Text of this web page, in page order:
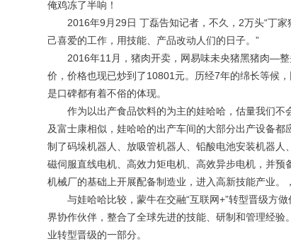
俺鸡冻了半响！
2016年9月29日 丁磊告知记者，不久，2万头“丁家
己喜爱的工作，用技能、产品改动人们的日子。”
2016年11月，猪肉开卖，网易味未央猪黑猪肉—整
价，价格也现已炒到了10801元。历经7年的绵长等候
是口碑都有着不俗的体现。
作为以出产食品饮料的为主的娃哈哈，估量我们不
及富士康相似，娃哈哈的出产车间的大部分出产设备
制了码垛机器人、放吸管机器人、铅酸电池安装机器
磁伺服直线电机、高效力矩电机、高效异步电机，并
机械厂的基础上开展配备制造业，进入高新技能产业。
与娃哈哈比较，蒙牛在交融“互联网+”转型晋级方做
界协作伙伴，整合了全球先进的技能、研制和管理经
业转型晋级的一部分。